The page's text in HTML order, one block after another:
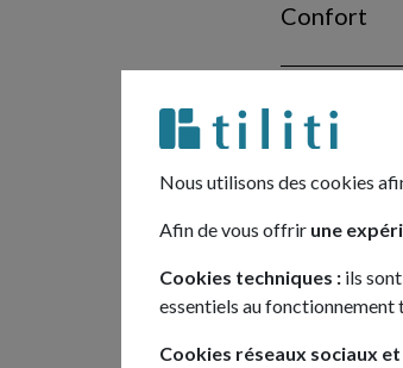
Nous utilisons des cookies
Afin de vous offrir une
Cookies techniques : ils
essentiels au fonctionnement
Cookies réseaux sociaux
Confort
Multimédias
Sécurité
Options